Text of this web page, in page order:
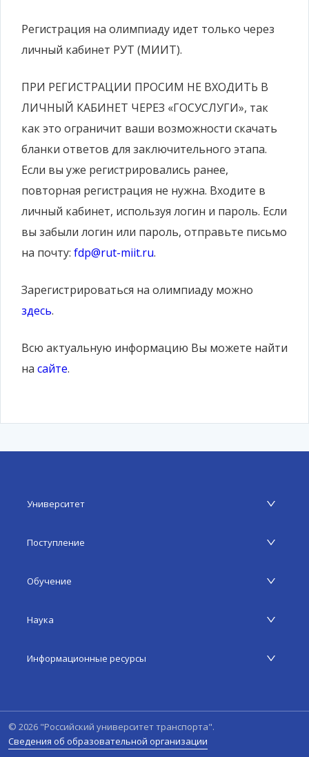
Регистрация на олимпиаду идет только через
личный кабинет РУТ (МИИТ).
ПРИ РЕГИСТРАЦИИ ПРОСИМ НЕ ВХОДИТЬ В
ЛИЧНЫЙ КАБИНЕТ ЧЕРЕЗ «ГОСУСЛУГИ», так
как это ограничит ваши возможности скачать
бланки ответов для заключительного этапа.
Если вы уже регистрировались ранее,
повторная регистрация не нужна. Входите в
личный кабинет, используя логин и пароль. Если
вы забыли логин или пароль, отправьте письмо
на почту: fdp@rut-miit.ru.
Зарегистрироваться на олимпиаду можно
здесь.
Всю актуальную информацию Вы можете найти
на сайте.
Университет
Поступление
Обучение
Наука
Информационные ресурсы
© 2026 "Российский университет транспорта".
Сведения об образовательной организации